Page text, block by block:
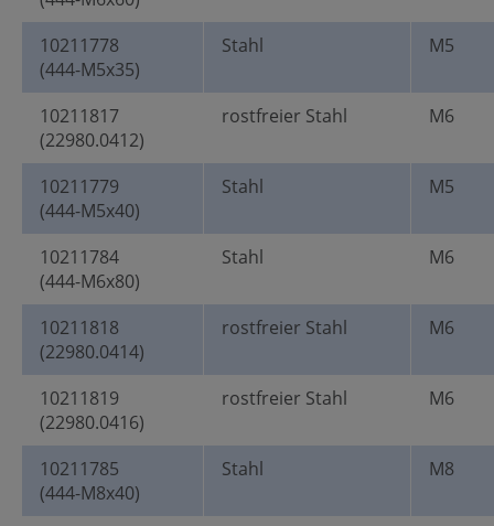
10211778
(444-M5x35)
Stahl M5
10211817
(22980.0412)
rostfreier Stahl M6
10211779
(444-M5x40)
Stahl M5
10211784
(444-M6x80)
Stahl M6
10211818
(22980.0414)
rostfreier Stahl M6
10211819
(22980.0416)
rostfreier Stahl M6
10211785
(444-M8x40)
Stahl M8